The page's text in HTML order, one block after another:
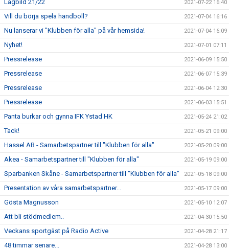
Lagbild 21/22 2021-07-22 16:40
Vill du börja spela handboll? 2021-07-04 16:16
Nu lanserar vi "Klubben för alla" på vår hemsida! 2021-07-04 16:09
Nyhet! 2021-07-01 07:11
Pressrelease 2021-06-09 15:50
Pressrelease 2021-06-07 15:39
Pressrelease 2021-06-04 12:30
Pressrelease 2021-06-03 15:51
Panta burkar och gynna IFK Ystad HK 2021-05-24 21:02
Tack! 2021-05-21 09:00
Hassel AB - Samarbetspartner till "Klubben för alla" 2021-05-20 09:00
Akea - Samarbetspartner till "Klubben för alla" 2021-05-19 09:00
Sparbanken Skåne - Samarbetspartner till "Klubben för alla" 2021-05-18 09:00
Presentation av våra samarbetspartner... 2021-05-17 09:00
Gösta Magnusson 2021-05-10 12:07
Att bli stödmedlem.. 2021-04-30 15:50
Veckans sportgäst på Radio Active 2021-04-28 21:17
48 timmar senare... 2021-04-28 13:00